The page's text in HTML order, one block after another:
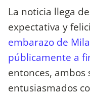
La noticia llega
expectativa y
embarazo de
públicamente a
entonces, ambos
entusiasmados